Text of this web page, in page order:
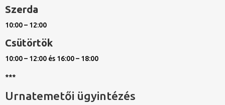
Szerda
10:00 – 12:00
Csütörtök
10:00 – 12:00 és 16:00 – 18:00
***
Urnatemetői ügyintézés